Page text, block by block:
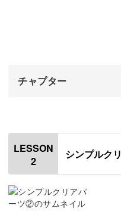
初心者さんでも気軽に挑
が作れるようになるのが
チャプター
はじめに
使用材料・道具
レジン液の開封方法
LESSON
2
シンプルク